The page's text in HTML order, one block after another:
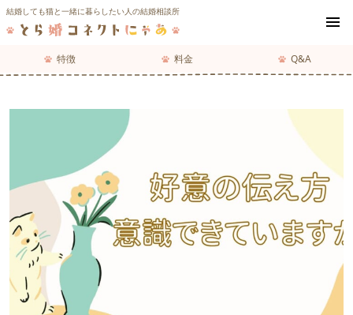
結婚しても猫と一緒に暮らしたい人の結婚相談所
menu
特徴 料金 Q&A